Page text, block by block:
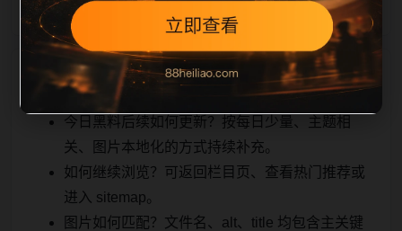
相关问题
今日黑料后续如何更新？按每日少量、主题相
关、图片本地化的方式持续补充。
如何继续浏览？可返回栏目页、查看热门推荐或
进入 sitemap。
图片如何匹配？文件名、alt、title 均包含主关键